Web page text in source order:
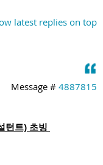
latest replies on top
Message # 4887815
턴트) 초빙